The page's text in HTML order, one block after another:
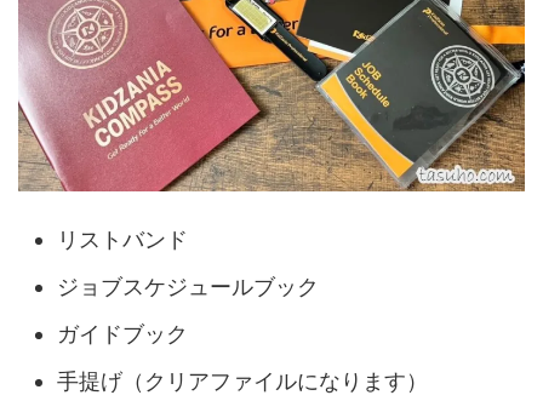
リストバンド
ジョブスケジュールブック
ガイドブック
手提げ（クリアファイルになります）